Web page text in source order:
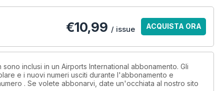
€10,99 / issue ACQUISTA ORA
inclusi in un Airports International abbonamento. Gli
e i nuovi numeri usciti durante l'abbonamento e
. Se volete abbonarvi, date un'occhiata al nostro sito